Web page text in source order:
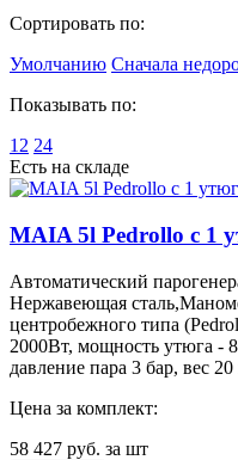
Сортировать по:
Умолчанию Сначала
Показывать по:
12 24
Есть на складе
MAIA 5l Pedrollo с 1
Автоматический
Нержавеющая
центробежного типа
2000Вт, мощность утюга -
давление пара 3 бар, вес
Цена за комплект:
58 427 руб. за шт